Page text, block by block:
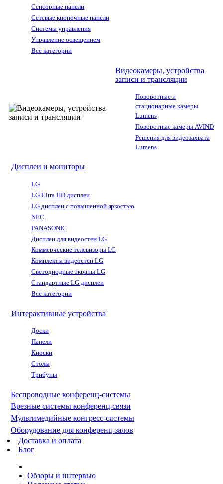
Сенсорные панели
Сетевые кнопочные панели
Системы управления
Управление освещением
Все категории
Видеокамеры, устройства
записи и трансляции
Поворотные и
стационарные камеры
Lumens
Поворотные камеры AVIND
Решения для видеозахвата
Lumens
Дисплеи и мониторы
LG
LG Ultra HD дисплеи
LG дисплеи с повышенной яркостью
NEC
PANASONIC
Дисплеи для видеостен LG
Коммерческие телевизоры LG
Комплекты видеостен LG
Светодиодные экраны LG
Стандартные LG дисплеи
Все категории
Интерактивные устройства
Доски
Панели
Киоски
Столы
Трибуны
Беспроводные конференц-системы
Врезные системы конференц-связи
Мультимедийные конгресс-системы
Оборудование для конференц-залов
Доставка и оплата
Блог
Обзоры и интервью